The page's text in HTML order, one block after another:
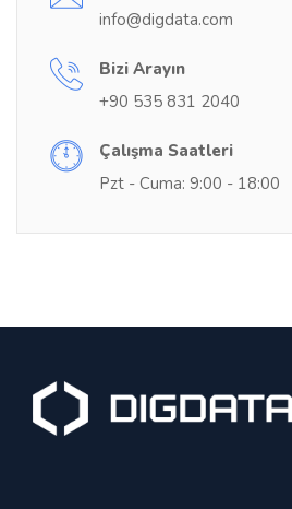
info@digdata.com
Bizi Arayın
+90 535 831 2040
Çalışma Saatleri
Pzt - Cuma: 9:00 - 18:00